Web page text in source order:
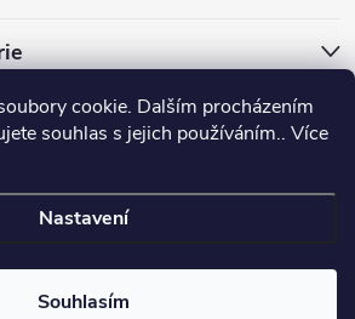
cookie. Dalším procházením
souhlas s jejich používáním.. Více
Nastavení
Souhlasím
GASNER. Všechna práva vyhrazena.